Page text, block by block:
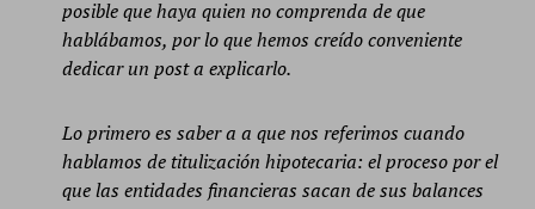
posible que haya quien no comprenda de que
hablábamos, por lo que hemos creído conveniente
dedicar un post a explicarlo.
Lo primero es saber a a que nos referimos cuando
hablamos de titulización hipotecaria: el proceso por el
que lasentidades financieras sacan de sus balances